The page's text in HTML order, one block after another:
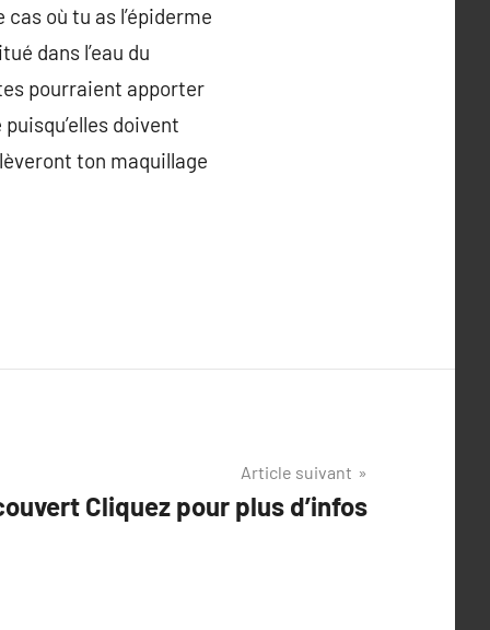
où tu as l’épiderme
dans l’eau du
pourraient apporter
doivent
ton maquillage
Article suivant
Cliquez pour plus d’infos